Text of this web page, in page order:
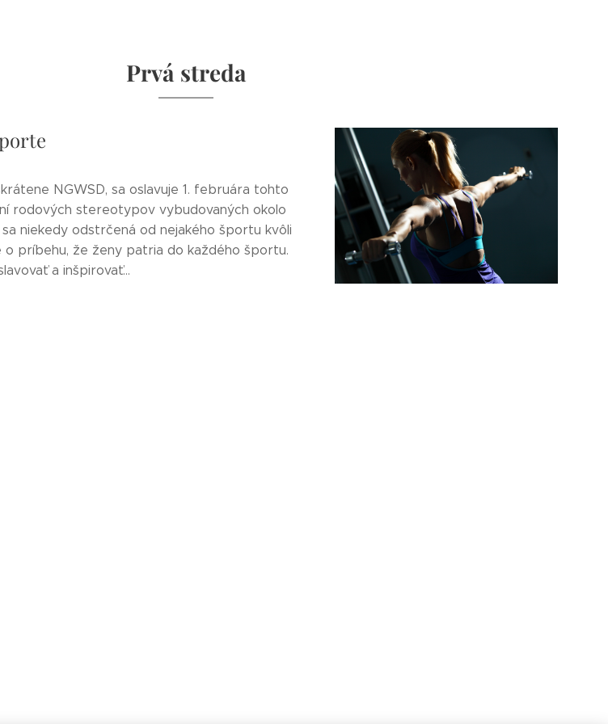
Prvá streda
NGWSD, sa oslavuje 1. februára tohto
rodových stereotypov vybudovaných okolo
niekedy odstrčená od nejakého športu kvôli
o príbehu, že ženy patria do každého športu.
a inšpirovať...